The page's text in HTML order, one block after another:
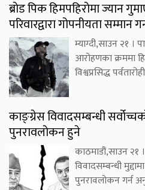
ब्रोड पिक हिमपहिरोमा ज्यान
परिवारद्वारा गोपनीयता सम्मान
म्याग्दी,साउन २१ ।
आरोहणका क्रममा
विश्वप्रसिद्ध पर्वतारोही
काङ्ग्रेस विवादसम्बन्धी
पुनरावलोकन हुने
काठमाडौं,साउन
विवादसम्बन्धी
पुनरावलोकन गर्न